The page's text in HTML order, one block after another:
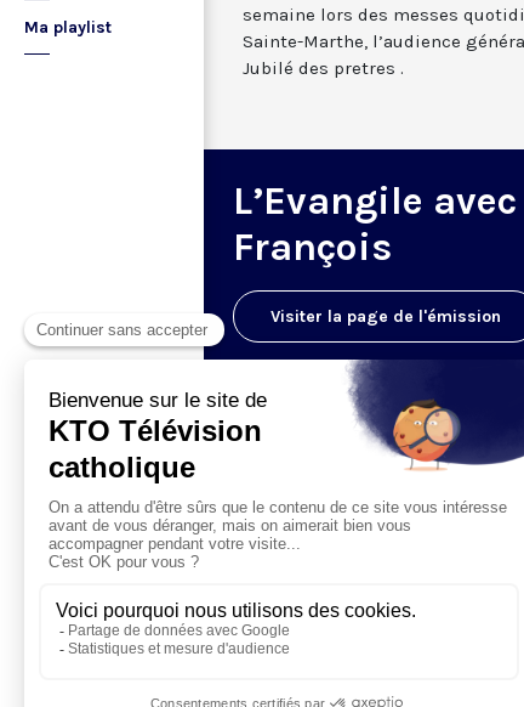
Ma playlist
semaine lors des messes
Sainte-Marthe, l’audience
Jubilé des pretres .
L’Evangile avec
François
Visiter la page de l'émission